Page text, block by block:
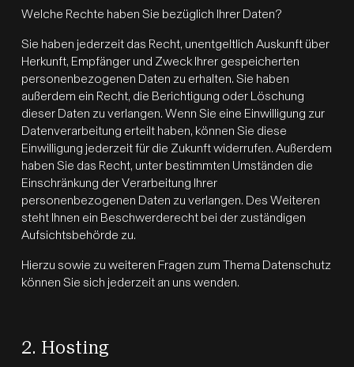
Welche Rechte haben Sie bezüglich Ihrer Daten?
Sie haben jederzeit das Recht, unentgeltlich Auskunft über
Herkunft, Empfänger und Zweck Ihrer gespeicherten
personenbezogenen Daten zu erhalten. Sie haben
außerdem ein Recht, die Berichtigung oder Löschung
dieser Daten zu verlangen. Wenn Sie eine Einwilligung zur
Datenverarbeitung erteilt haben, können Sie diese
Einwilligung jederzeit für die Zukunft widerrufen. Außerdem
haben Sie das Recht, unter bestimmten Umständen die
Einschränkung der Verarbeitung Ihrer
personenbezogenen Daten zu verlangen. Des Weiteren
steht Ihnen ein Beschwerderecht bei der zuständigen
Aufsichtsbehörde zu.
Hierzu sowie zu weiteren Fragen zum Thema Datenschutz
können Sie sich jederzeit an uns wenden.
2. Hosting